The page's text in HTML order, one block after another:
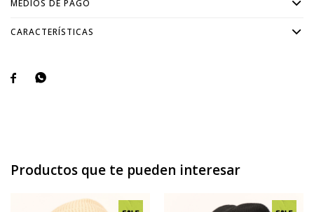
MEDIOS DE PAGO
CARACTERÍSTICAS
 
Productos que te pueden interesar